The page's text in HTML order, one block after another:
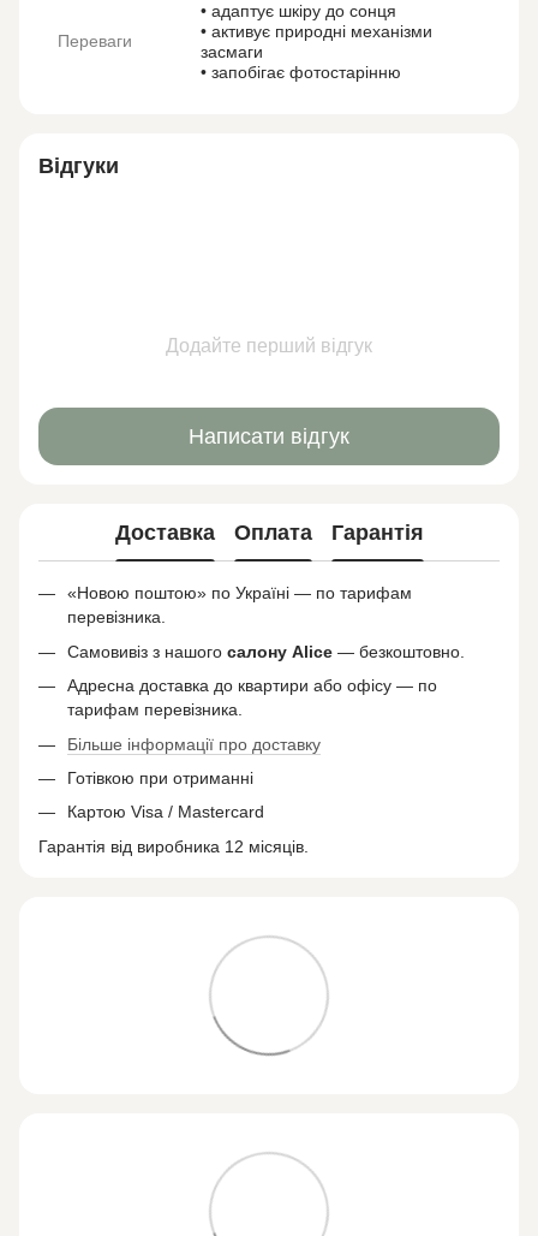
Переваги
• адаптує шкіру до сонця
• активує природні механізми
засмаги
• запобігає фотостарінню
Відгуки
Додайте перший відгук
Написати відгук
Доставка Оплата Гарантія
«Новою поштою» по Україні — по тарифам
перевізника.
Самовивіз з нашого салону Alice — безкоштовно.
Адресна доставка до квартири або офісу — по
тарифам перевізника.
Більше інформації про доставку
Готівкою при отриманні
Картою Visa / Mastercard
Гарантія від виробника 12 місяців.